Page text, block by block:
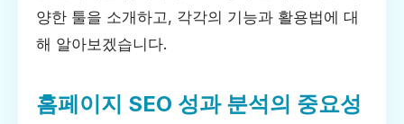
양한 툴을 소개하고, 각각의 기능과 활용법에 대
해 알아보겠습니다.
홈페이지 SEO 성과 분석의 중요성